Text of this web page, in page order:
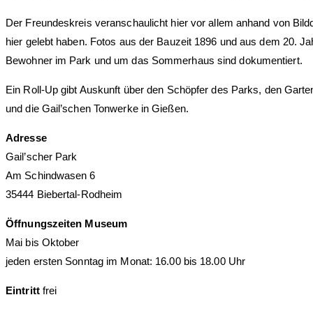
Der Freundeskreis veranschaulicht hier vor allem anhand von
hier gelebt haben. Fotos aus der Bauzeit 1896 und aus dem 20.
Bewohner im Park und um das Sommerhaus sind dokumentiert.
Ein Roll-Up gibt Auskunft über den Schöpfer des Parks, den
und die Gail’schen Tonwerke in Gießen.
Adresse
Gail’scher Park
Am Schindwasen 6
35444 Biebertal-Rodheim
Öffnungszeiten Museum
Mai bis Oktober
jeden ersten Sonntag im Monat: 16.00 bis 18.00 Uhr
Eintrittfrei